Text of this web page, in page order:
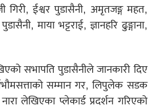
गिरी, ईश्वर पुडासैनी, अमृतजङ्ग महत,
माया भट्टराई, ज्ञानहरि ढुङ्गाना,
सभापति पुडासैनीले जानकारी दिए
सम्मान गर, लिपुलेक सडक
लेखिएका प्लेकार्ड प्रदर्शन गरिएको